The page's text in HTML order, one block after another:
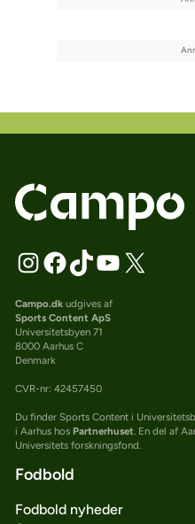
Campo.dkudgives af
Sports Content ApS
Universitetsbyen 71
8000 Aarhus C
Denmark
CVR-nr: 42457450
Du finder Sports Content i
i Aarhus hos Partnerhuset . En del af
Universitets forskningsfond.
Fodbold
Fodbold nyheder